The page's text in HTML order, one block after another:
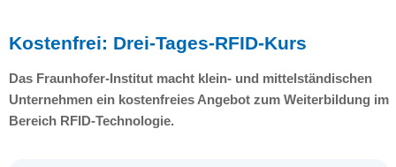
Kostenfrei: Drei-Tages-RFID-Kurs
Das Fraunhofer-Institut macht klein- und mittelständischen
Unternehmen ein kostenfreies Angebot zum Weiterbildung im
Bereich RFID-Technologie.